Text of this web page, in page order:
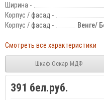
Ширина -
Корпус / фасад -
Корпус / фасад -
Венге/
Смотреть все характеристики
Шкаф Оскар МДФ
391 бел.руб.